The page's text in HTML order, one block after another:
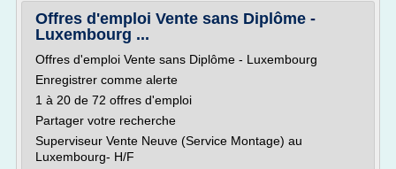
Offres d'emploi Vente sans Diplôme -
Luxembourg ...
Offres d'emploi Vente sans Diplôme - Luxembourg
Enregistrer comme alerte
1 à 20 de 72 offres d'emploi
Partager votre recherche
Superviseur Vente Neuve (Service Montage) au
Luxembourg- H/F